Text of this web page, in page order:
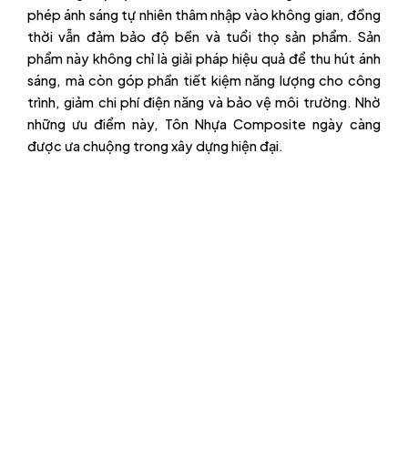
phép ánh sáng tự nhiên thâm nhập vào không gian, đồng
thời vẫn đảm bảo độ bền và tuổi thọ sản phẩm. Sản
phẩm này không chỉ là giải pháp hiệu quả để thu hút ánh
sáng, mà còn góp phần tiết kiệm năng lượng cho công
trình, giảm chi phí điện năng và bảo vệ môi trường. Nhờ
những ưu điểm này, Tôn Nhựa Composite ngày càng
được ưa chuộng trong xây dựng hiện đại.